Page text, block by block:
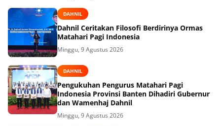
DAHNIL
Dahnil Ceritakan Filosofi Berdirinya Ormas
Matahari Pagi Indonesia
Minggu, 9 Agustus 2026
DAHNIL
Pengukuhan Pengurus Matahari Pagi
Indonesia Provinsi Banten Dihadiri Gubernur
dan Wamenhaj Dahnil
Minggu, 9 Agustus 2026